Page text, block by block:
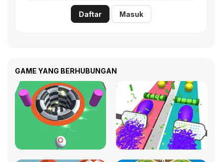
Daftar Masuk
GAME YANG BERHUBUNGAN